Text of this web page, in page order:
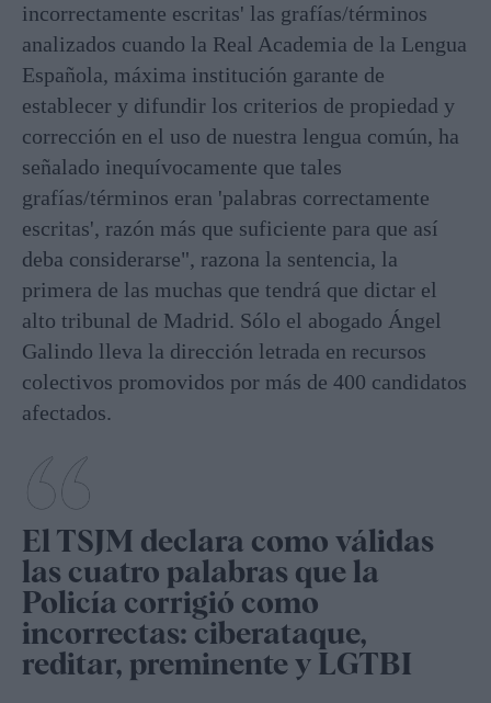
incorrectamente escritas' las grafías/términos
analizados cuando la Real Academia de la Lengua
Española, máxima institución garante de
establecer y difundir los criterios de propiedad y
corrección en el uso de nuestra lengua común, ha
señalado inequívocamente que tales
grafías/términos eran 'palabras correctamente
escritas', razón más que suficiente para que así
deba considerarse", razona la sentencia, la
primera de las muchas que tendrá que dictar el
alto tribunal de Madrid. Sólo el abogado Ángel
Galindo lleva la dirección letrada en recursos
colectivos promovidos por más de 400 candidatos
afectados.
El TSJM declara como válidas
las cuatro palabras que la
Policía corrigió como
incorrectas: ciberataque,
reditar, preminente y LGTBI